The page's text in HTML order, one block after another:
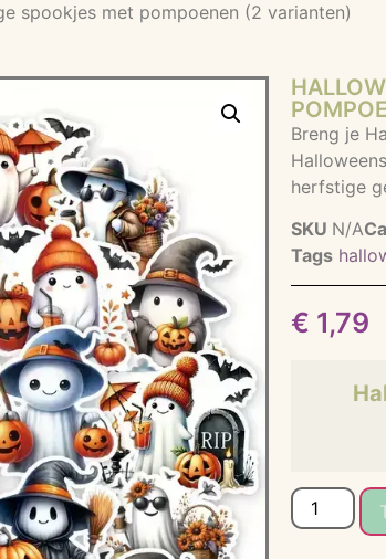
spookjes met pompoenen (2 varianten)
Breng je
herfstige
SKU N/A
Tags
€ 1,79